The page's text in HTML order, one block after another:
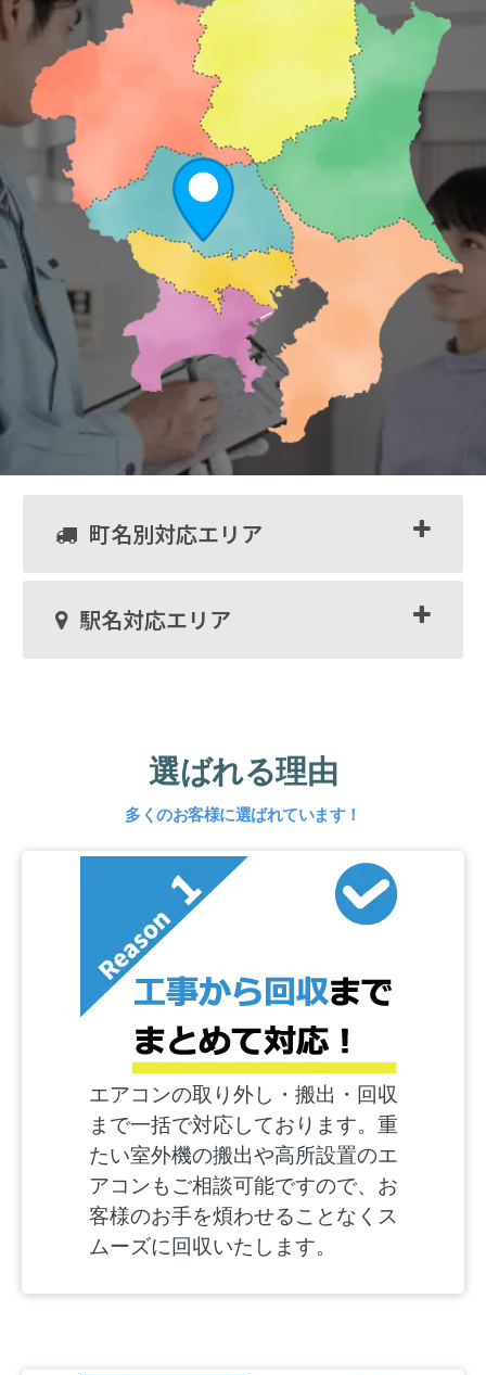
町名別対応エリア
駅名対応エリア
選ばれる理由
多くのお客様に選ばれています！
エアコンの取り外し・搬出・回収
まで一括で対応しております。重
たい室外機の搬出や高所設置のエ
アコンもご相談可能ですので、お
客様のお手を煩わせることなくス
ムーズに回収いたします。